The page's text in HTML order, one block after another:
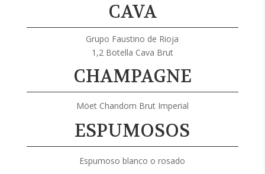
CAVA
Grupo Faustino de Rioja
1,2 Botella Cava Brut
CHAMPAGNE
Möet Chandom Brut Imperial
ESPUMOSOS
Espumoso blanco o rosado